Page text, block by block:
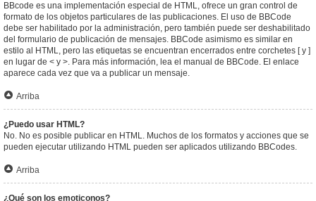
BBcode es una implementación especial de HTML, ofrece un gran control de
formato de los objetos particulares de las publicaciones. El uso de BBCode
debe ser habilitado por la administración, pero también puede ser deshabilitado
del formulario de publicación de mensajes. BBCode asimismo es similar en
estilo al HTML, pero las etiquetas se encuentran encerrados entre corchetes [ y ]
en lugar de < y >. Para más información, lea el manual de BBCode. El enlace
aparece cada vez que va a publicar un mensaje.
Arriba
¿Puedo usar HTML?
No. No es posible publicar en HTML. Muchos de los formatos y acciones que se
pueden ejecutar utilizando HTML pueden ser aplicados utilizando BBCodes.
Arriba
¿Qué son los emoticonos?